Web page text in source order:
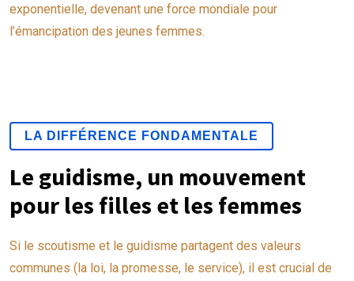
exponentielle, devenant une force mondiale pour
l’émancipation des jeunes femmes.
LA DIFFÉRENCE FONDAMENTALE
Le guidisme, un mouvement
pour les filles et les femmes
Si le scoutisme et le guidisme partagent des valeurs
communes (la loi, la promesse, le service), il est crucial de